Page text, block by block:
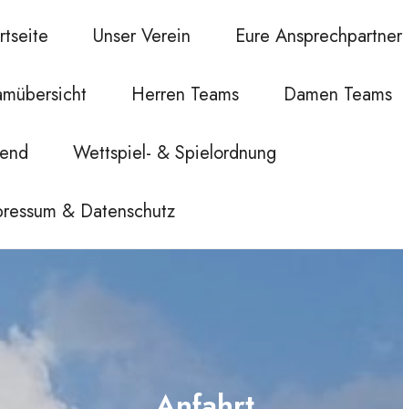
Unser Verein Eure Ansprechpartner
Herren Teams Damen Teams
Wettspiel- & Spielordnung
& Datenschutz